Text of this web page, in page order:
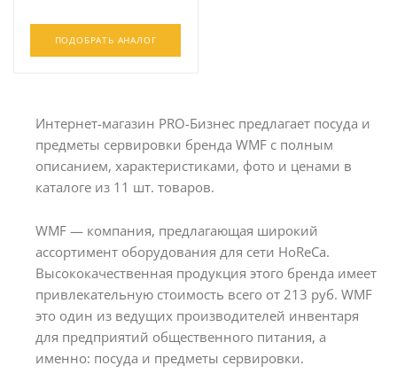
ПОДОБРАТЬ АНАЛОГ
Интернет-магазин PRO-Бизнес предлагает посуда и
предметы сервировки бренда WMF с полным
описанием, характеристиками, фото и ценами в
каталоге из 11 шт. товаров.
WMF — компания, предлагающая широкий
ассортимент оборудования для сети HoReCa.
Высококачественная продукция этого бренда имеет
привлекательную стоимость всего от 213 руб. WMF
это один из ведущих производителей инвентаря
для предприятий общественного питания, а
именно: посуда и предметы сервировки.